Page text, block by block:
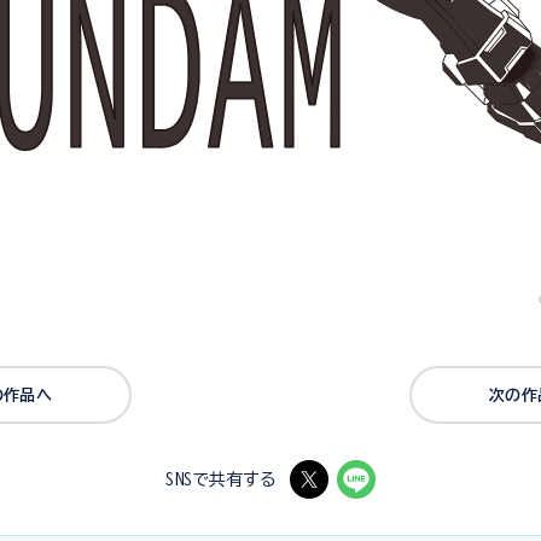
作品へ 次の作
SNSで共有する